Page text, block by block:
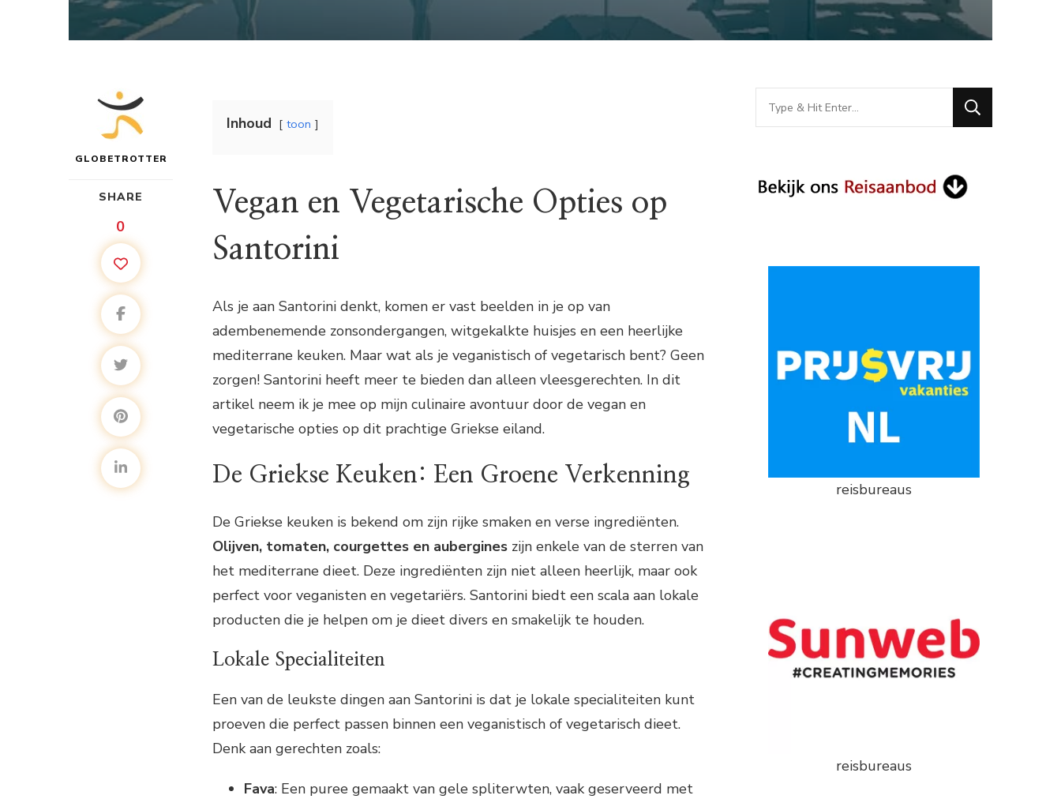
GLOBETROTTER
SHARE
0
Inhoud toon
Vegan en Vegetarische Opties op
Santorini
Als je aan Santorini denkt, komen er vast beelden in je op van
adembenemende zonsondergangen, witgekalkte huisjes en een heerlijke
mediterrane keuken. Maar wat als je veganistisch of vegetarisch bent? Geen
zorgen! Santorini heeft meer te bieden dan alleen vleesgerechten. In dit
artikel neem ik je mee op mijn culinaire avontuur door de vegan en
vegetarische opties op dit prachtige Griekse eiland.
De Griekse Keuken: Een Groene Verkenning
De Griekse keuken is bekend om zijn rijke smaken en verse ingrediënten.
Olijven, tomaten, courgettes en aubergines zijn enkele van de sterren van
het mediterrane dieet. Deze ingrediënten zijn niet alleen heerlijk, maar ook
perfect voor veganisten en vegetariërs. Santorini biedt een scala aan lokale
producten die je helpen om je dieet divers en smakelijk te houden.
Lokale Specialiteiten
Een van de leukste dingen aan Santorini is dat je lokale specialiteiten kunt
proeven die perfect passen binnen een veganistisch of vegetarisch dieet.
Denk aan gerechten zoals:
Fava: Een puree gemaakt van gele spliterwten, vaak geserveerd met
Looking
for
reisbureaus
reisbureaus